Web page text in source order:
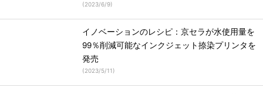
(2023/6/9)
イノベーションのレシピ：京セラが水使用量を
99％削減可能なインクジェット捺染プリンタを
発売
(2023/5/11)